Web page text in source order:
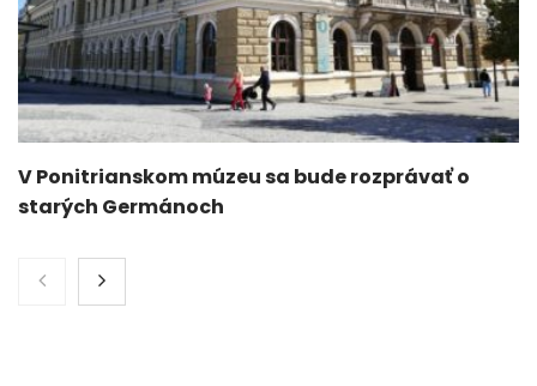
V Ponitrianskom múzeu sa bude rozprávať o
starých Germánoch